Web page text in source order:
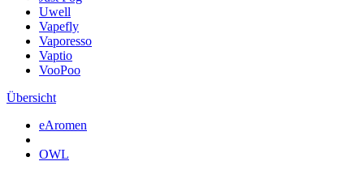
Uwell
Vapefly
Vaporesso
Vaptio
VooPoo
Übersicht
eAromen
OWL